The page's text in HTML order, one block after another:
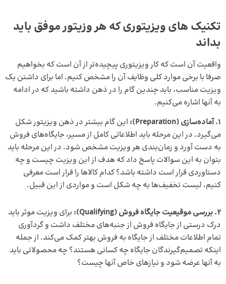
تکنیک‌ های ویزیتوری که هر وزیتور موفق باید
بداند
واقعیت آن است که کار ویزیتوری پیچیده‌تر از آن است که بخواهیم
صرفا با برخی موارد کلی وظایف آن را مشخص کنیم. اما برای داشتن یک
ویزیت مناسب، باید چندین گام را در ذهن داشته باشید که در ادامه
به آنها اشاره می‌کنیم.
1. آماده‌سازی (Preparation):
این گام بیشتر در ذهن ویزیتور شکل
می‌گیرد. در این مرحله باید اطلاعاتی کامل از مسیر، جایگاه‌های فروش
به دست آورد و زمان‌بندی هر ویزیت مشخص شود. در این مرحله باید
بتوان به این سوالات پاسخ داد که هدف از این ویزیت چیست و چه
دستاوردی قرار است داشته باشد؟ کدام کالاها را قرار است معرفی
کنیم، لیست تخفیف‌ها به چه شکل است و مواردی از این قبیل.
2. بررسی موقیعیت جایگاه فروش (Qualifying):
برای ویزیت موثر باید
درک درستی از جایگاه فروش از جنبه‌های مختلف داشت و گردآوری
تمام اطلاعات مختلف از جایگاه به فروش بهتر کمک می‌کند. از جمله
اینکه تصمیم‌گیرندگان جایگاه چه کسانی هستند؟ چه محصولاتی باید
به آنها عرضه شود و نیازهای خاص آنها چیست؟